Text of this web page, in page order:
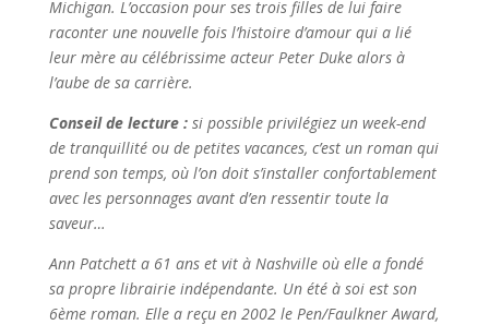
Michigan. L’occasion pour ses trois filles de lui faire
raconter une nouvelle fois l’histoire d’amour qui a lié
leur mère au célébrissime acteur Peter Duke alors à
l’aube de sa carrière.
Conseil de lecture : si possible privilégiez un week-end
de tranquillité ou de petites vacances, c’est un roman qui
prend son temps, où l’on doit s’installer confortablement
avec les personnages avant d’en ressentir toute la
saveur…
Ann Patchett a 61 ans et vit à Nashville où elle a fondé
sa propre librairie indépendante. Un été à soi est son
6ème roman. Elle a reçu en 2002 le Pen/Faulkner Award,